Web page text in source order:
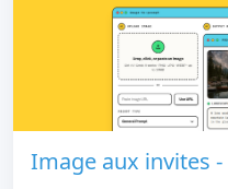
Image aux invites -